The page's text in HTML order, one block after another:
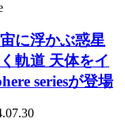
に浮かぶ惑星
軌道 天体をイ
seriesが登場